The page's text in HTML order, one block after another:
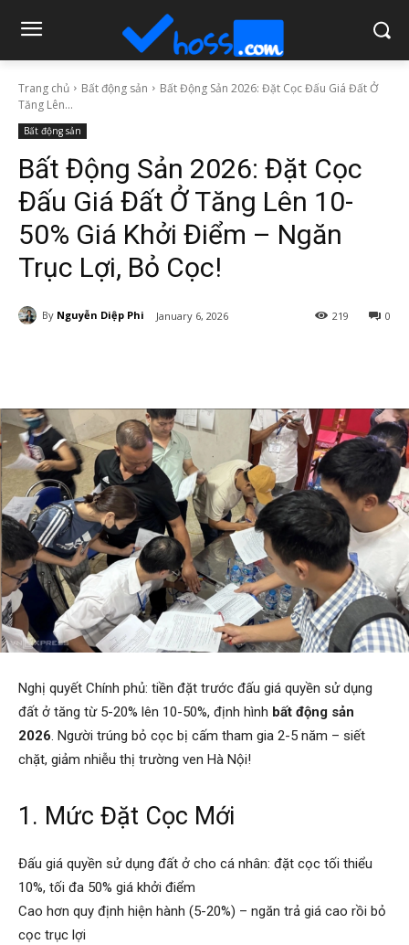
Trang chủ Bất động sản
Bất Động Sản 2026: Đặt Cọc Đấu Giá Đất Ở
Tăng Lên...
Bất động sản
Bất Động Sản 2026: Đặt Cọc
Đấu Giá Đất Ở Tăng Lên 10-
50% Giá Khởi Điểm – Ngăn
Trục Lợi, Bỏ Cọc!
By Nguyễn Diệp Phi January 6, 2026 0
219
Nghị quyết Chính phủ: tiền đặt trước đấu giá quyền sử dụng
đất ở tăng từ 5-20% lên 10-50%, định hình bất động sản
2026. Người trúng bỏ cọc bị cấm tham gia 2-5 năm – siết
chặt, giảm nhiễu thị trường ven Hà Nội!
1. Mức Đặt Cọc Mới
Đấu giá quyền sử dụng đất ở cho cá nhân: đặt cọc tối thiểu
10%, tối đa 50% giá khởi điểm
Cao hơn quy định hiện hành (5-20%) – ngăn trả giá cao rồi bỏ
cọc trục lợi